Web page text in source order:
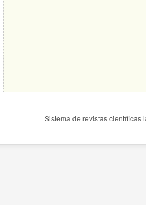
Sistema de revistas científicas